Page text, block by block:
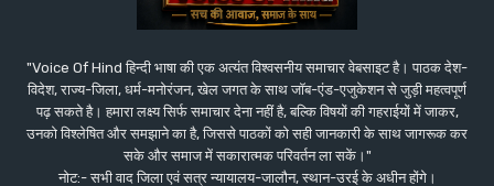
"Voice Of Hind हिन्दी भाषा की एक अत्यंत विश्वसनीय समाचार वेबसाइट है। पाठक देश-
विदेश, राज्य-जिला, धर्म-मनोरंजन, खेल जगत के साथ जॉब-एंड-एजुकेशन से जुड़ी महत्वपूर्ण
पढ़ सकते है। हमारा लक्ष्य सिर्फ समाचार देना नहीं है, बल्कि विषयों की गहराईयों में जाकर,
उनको विश्लेषित और समझाने का है, जिससे पाठकों को सही जानकारी के साथ जागरूक कर
सके और समाज में सकारात्मक परिवर्तन ला सकें।"
नोट:- सभी वाद जिला एवं सत्र न्यायालय-जालौन, स्थान-उरई के अधीन होंगे।